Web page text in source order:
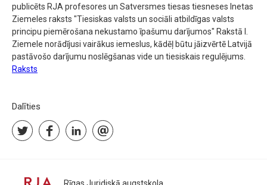
publicēts RJA profesores un Satversmes tiesas tiesneses Inetas
Ziemeles raksts "Tiesiskas valsts un sociāli atbildīgas valsts
principu piemērošana nekustamo īpašumu darījumos" Rakstā I.
Ziemele norādījusi vairākus iemeslus, kādēļ būtu jāizvērtē Latvijā
pastāvošo darījumu noslēgšanas vide un tiesiskais regulējums.
Raksts
Dalīties